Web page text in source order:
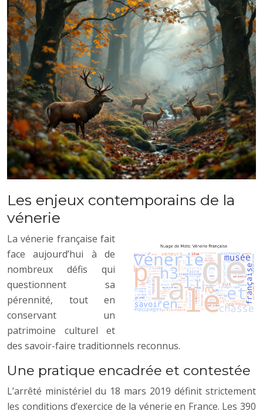
Les enjeux contemporains de la
vénerie
La vénerie française fait
face aujourd’hui à de
nombreux défis qui
questionnent sa
pérennité, tout en
conservant un
patrimoine culturel et
des savoir-faire traditionnels reconnus.
Une pratique encadrée et contestée
L’arrêté ministériel du 18 mars 2019 définit strictement
les conditions d’exercice de la vénerie en France. Les 390